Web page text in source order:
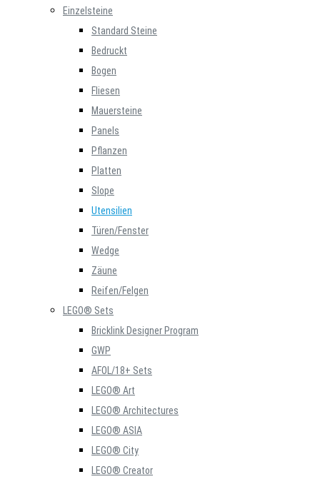
Einzelsteine
Standard Steine
Bedruckt
Bogen
Fliesen
Mauersteine
Panels
Pflanzen
Platten
Slope
Utensilien
Türen/Fenster
Wedge
Zäune
Reifen/Felgen
LEGO® Sets
Bricklink Designer Program
GWP
AFOL/18+ Sets
LEGO® Art
LEGO® Architectures
LEGO® ASIA
LEGO® City
LEGO® Creator